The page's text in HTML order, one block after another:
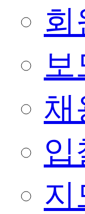
회
보
채
입
지